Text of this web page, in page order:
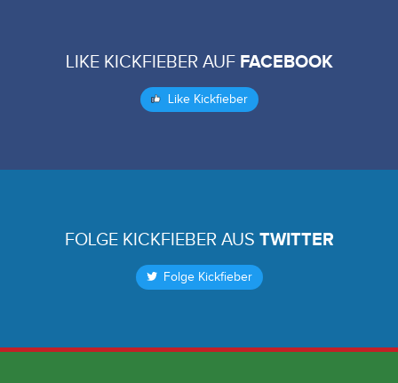
LIKE KICKFIEBER AUF FACEBOOK
Like Kickfieber
FOLGE KICKFIEBER AUS TWITTER
Folge Kickfieber